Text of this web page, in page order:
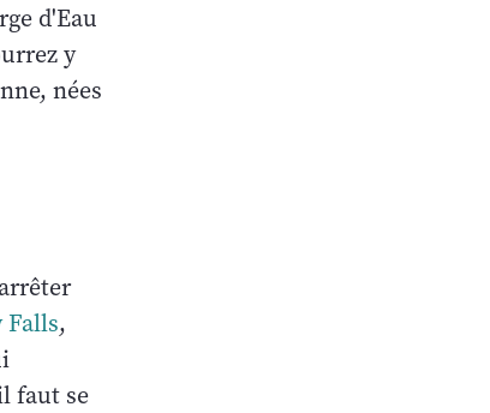
d'Eau
y
nées
Falls,
faut se